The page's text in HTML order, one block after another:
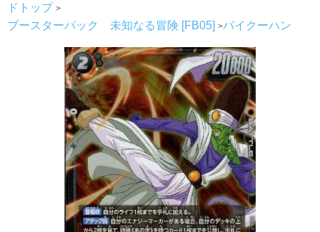
ドトップ
ブースターパック 未知なる冒険 [FB05]
パイクーハン